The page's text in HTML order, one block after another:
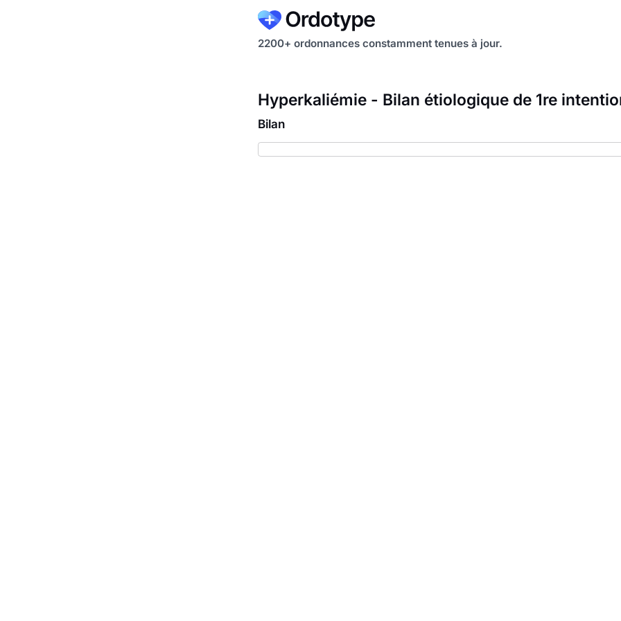
2200+ ordonnances constamment tenues à jour.
Hyperkaliémie - Bilan étiologique de 1re
Bilan